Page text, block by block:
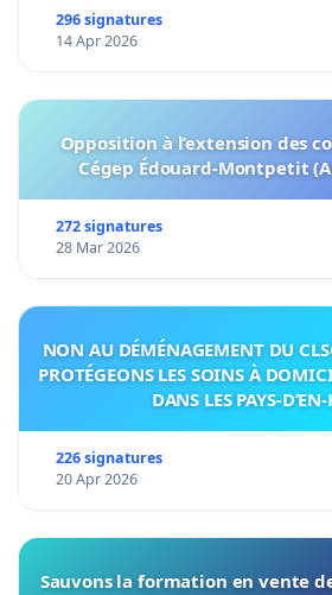
296 signatures
14 Apr 2026
Opposition à l’extension des
Cégep Édouard-Montpetit
272 signatures
28 Mar 2026
NON AU DÉMÉNAGEMENT DU
PROTÉGEONS LES SOINS À
DANS LES PAYS-
226 signatures
20 Apr 2026
Sauvons la formation en vente